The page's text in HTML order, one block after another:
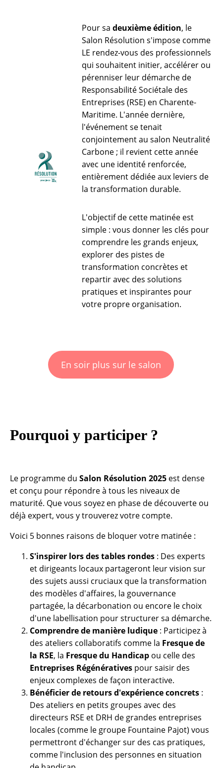
Pour sa deuxième édition, le
Salon Résolution s'impose comme
LE rendez-vous des professionnels
qui souhaitent initier, accélérer ou
pérenniser leur démarche de
Responsabilité Sociétale des
Entreprises (RSE) en Charente-
Maritime. L'année dernière,
l'événement se tenait
conjointement au salon Neutralité
Carbone ; il revient cette année
avec une identité renforcée,
entièrement dédiée aux leviers de
la transformation durable.
L'objectif de cette matinée est
simple : vous donner les clés pour
comprendre les grands enjeux,
explorer des pistes de
transformation concrètes et
repartir avec des solutions
pratiques et inspirantes pour
votre propre organisation.
En soir plus sur le salon
Pourquoi y participer ?
Le programme du Salon Résolution 2025 est dense
et conçu pour répondre à tous les niveaux de
maturité. Que vous soyez en phase de découverte ou
déjà expert, vous y trouverez votre compte.
Voici 5 bonnes raisons de bloquer votre matinée :
S'inspirer lors des tables rondes : Des experts
et dirigeants locaux partageront leur vision sur
des sujets aussi cruciaux que la transformation
des modèles d'affaires, la gouvernance
partagée, la décarbonation ou encore le choix
d'une labellisation pour structurer sa démarche.
Comprendre de manière ludique : Participez à
des ateliers collaboratifs comme la Fresque de
la RSE, la Fresque du Handicap ou celle des
Entreprises Régénératives pour saisir des
enjeux complexes de façon interactive.
Bénéficier de retours d'expérience concrets :
Des ateliers en petits groupes avec des
directeurs RSE et DRH de grandes entreprises
locales (comme le groupe Fountaine Pajot) vous
permettront d'échanger sur des cas pratiques,
comme l'inclusion des personnes en situation